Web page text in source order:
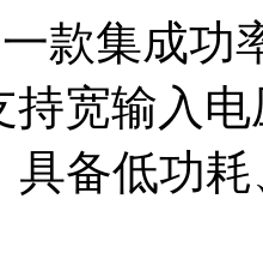
款集成功
持宽输入
具备低功